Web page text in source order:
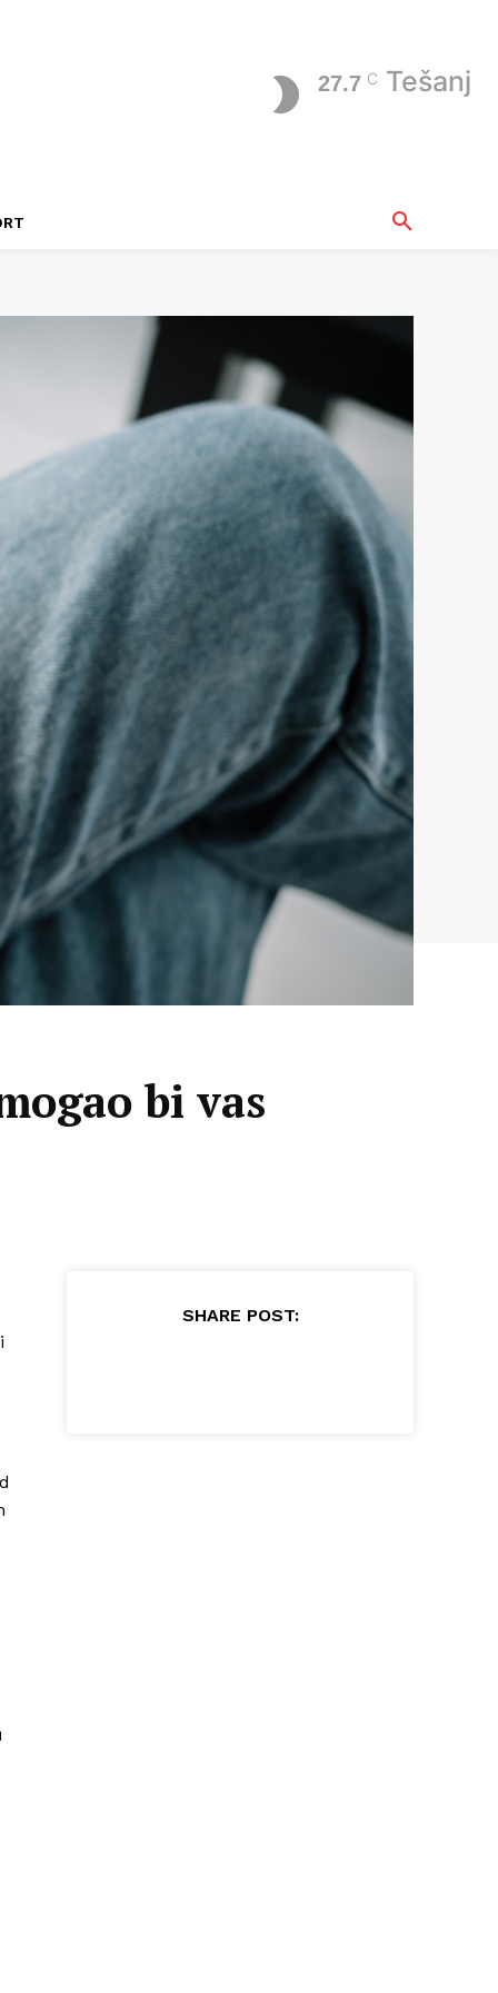
27.7 C Tešanj
bi vas
SHARE POST: